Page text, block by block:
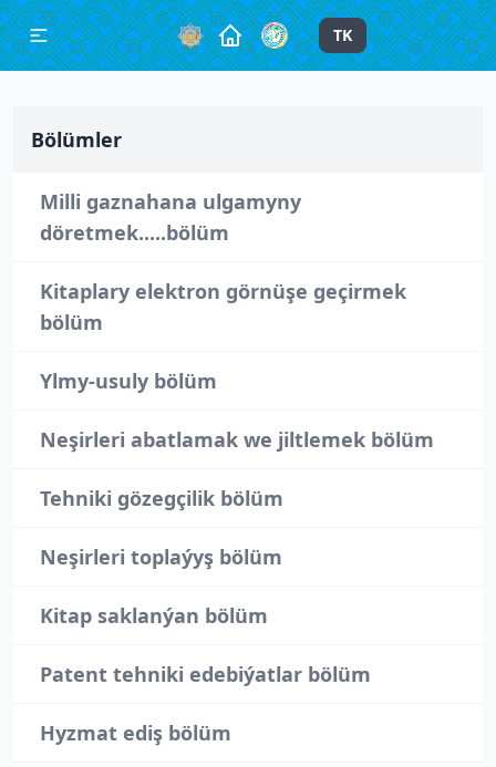
TK
Bölümler
Milli gaznahana ulgamyny
döretmek.....bölüm
Kitaplary elektron görnüşe geçirmek
bölüm
Ylmy-usuly bölüm
Neşirleri abatlamak we jiltlemek bölüm
Tehniki gözegçilik bölüm
Neşirleri toplaýyş bölüm
Kitap saklanýan bölüm
Patent tehniki edebiýatlar bölüm
Hyzmat ediş bölüm